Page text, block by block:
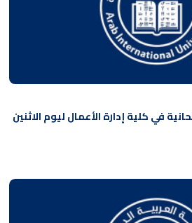
في كلية إدارة الأعمال ليوم الاثنين